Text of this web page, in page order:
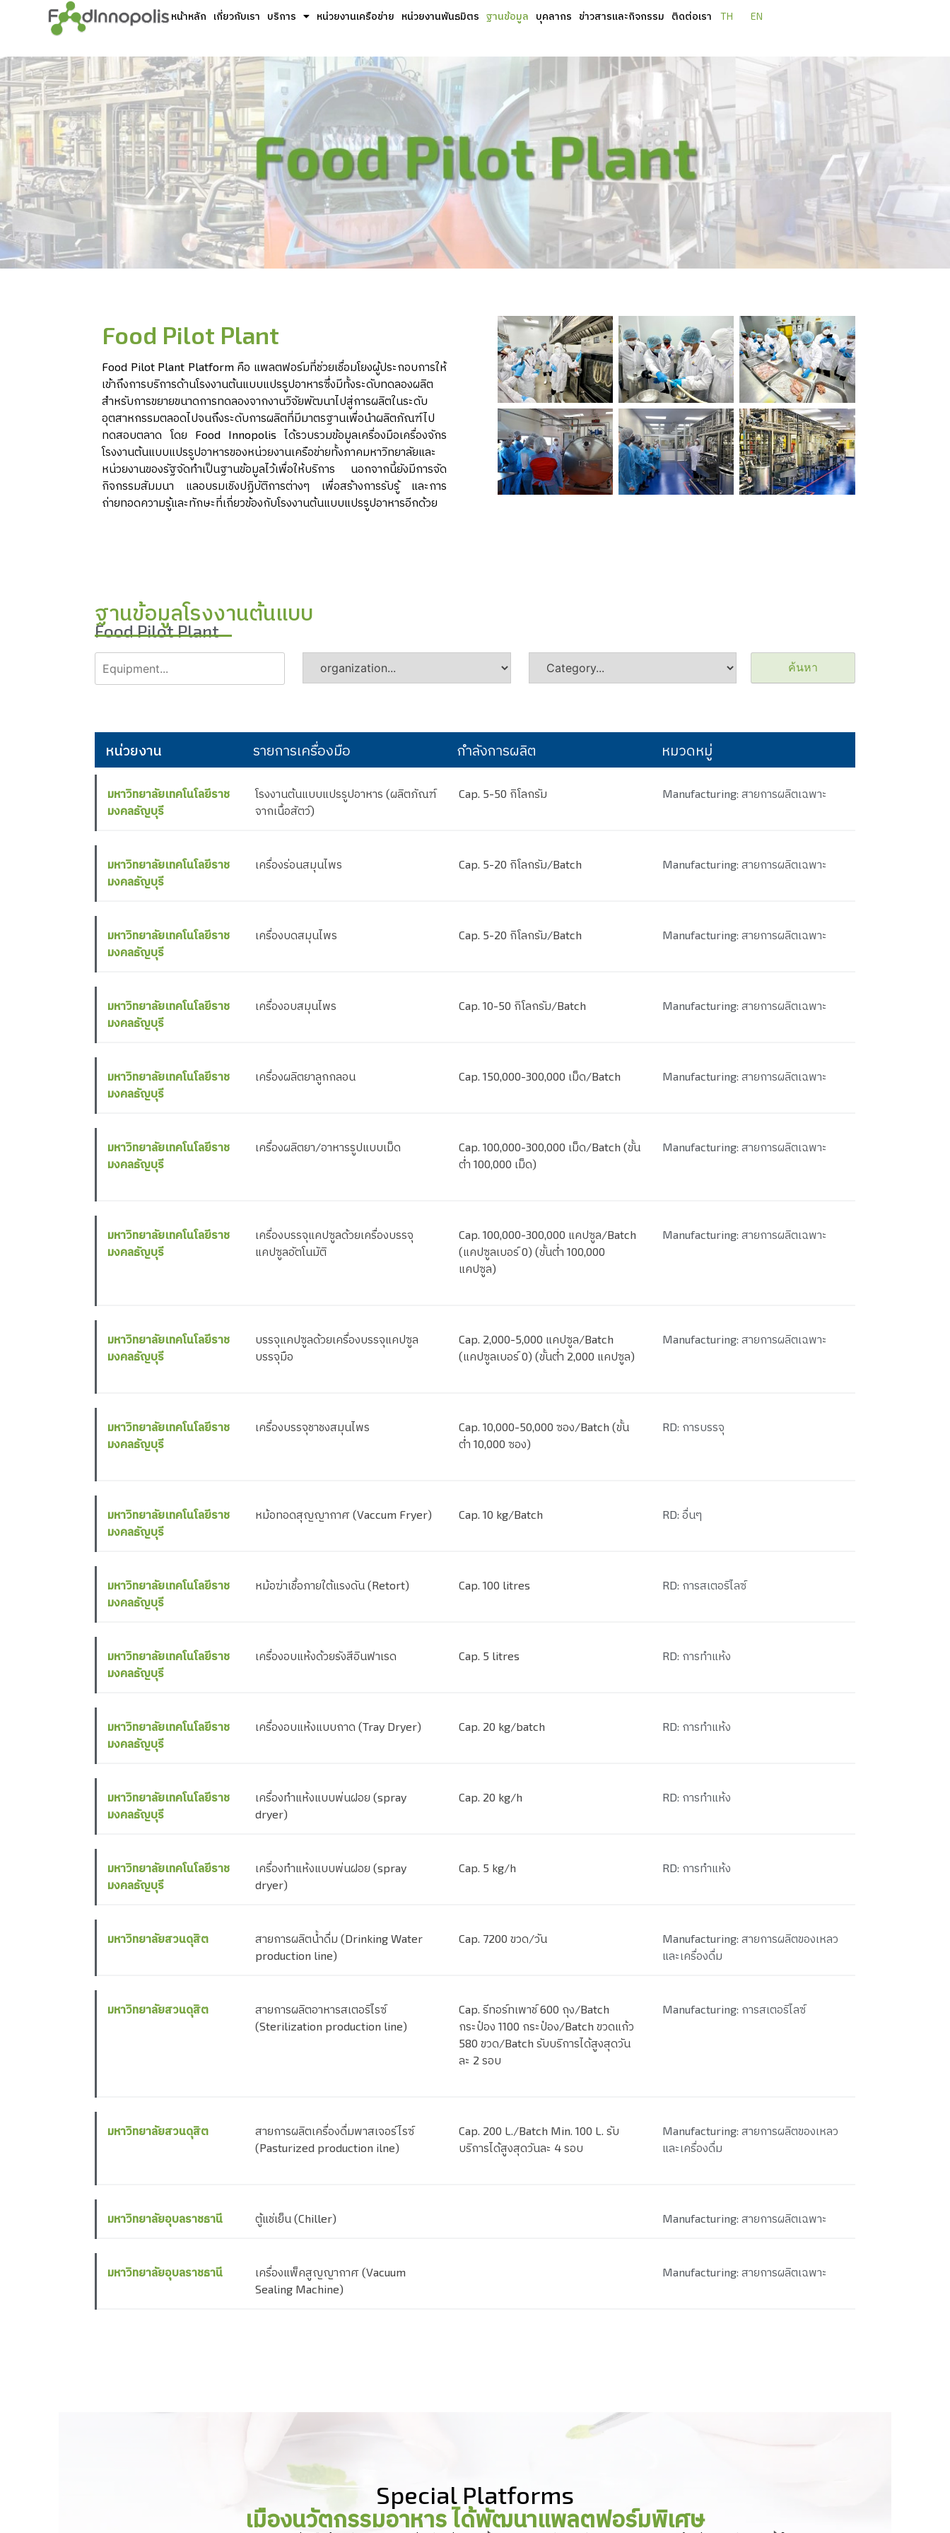
หน้าหลัก เกี่ยวกับเรา บริการ หน่วยงานเครือข่าย หน่วยงานพันธมิตร ฐานข้อมูล บุคลากร ข่าวสารและกิจกรรม ติดต่อเรา TH EN
Food Pilot Plant
Food Pilot Plant Platform คือ แพลตฟอร์มที่ช่วยเชื่อมโยงผู้ประกอบการให้
เข้าถึงการบริการด้านโรงงานต้นแบบแปรรูปอาหารซึ่งมีทั้งระดับทดลองผลิต
สำหรับการขยายขนาดการทดลองจากงานวิจัยพัฒนาไปสู่การผลิตในระดับ
อุตสาหกรรมตลอดไปจนถึงระดับการผลิตที่มีมาตรฐานเพื่อนำผลิตภัณฑ์ไป
ทดสอบตลาด โดย Food Innopolis ได้รวบรวมข้อมูลเครื่องมือเครื่องจักร
โรงงานต้นแบบแปรรูปอาหารของหน่วยงานเครือข่ายทั้งภาคมหาวิทยาลัยและ
หน่วยงานของรัฐจัดทำเป็นฐานข้อมูลไว้เพื่อให้บริการ นอกจากนี้ยังมีการจัด
กิจกรรมสัมมนา แลอบรมเชิงปฏิบัติการต่างๆ เพื่อสร้างการรับรู้ และการ
ถ่ายทอดความรู้และทักษะที่เกี่ยวข้องกับโรงงานต้นแบบแปรรูปอาหารอีกด้วย
ฐานข้อมูลโรงงานต้นแบบ
Food Pilot Plant
ค้นหา
หน่วยงาน รายการเครื่องมือ กำลังการผลิต หมวดหมู่
มหาวิทยาลัยเทคโนโลยีราช
มงคลธัญบุรี
โรงงานต้นแบบแปรรูปอาหาร (ผลิตภัณฑ์
จากเนื้อสัตว์)
Cap. 5-50 กิโลกรัม Manufacturing: สายการผลิตเฉพาะ
มหาวิทยาลัยเทคโนโลยีราช
มงคลธัญบุรี
เครื่องร่อนสมุนไพร Cap. 5-20 กิโลกรัม/Batch Manufacturing: สายการผลิตเฉพาะ
มหาวิทยาลัยเทคโนโลยีราช
มงคลธัญบุรี
เครื่องบดสมุนไพร Cap. 5-20 กิโลกรัม/Batch Manufacturing: สายการผลิตเฉพาะ
มหาวิทยาลัยเทคโนโลยีราช
มงคลธัญบุรี
เครื่องอบสมุนไพร Cap. 10-50 กิโลกรัม/Batch Manufacturing: สายการผลิตเฉพาะ
มหาวิทยาลัยเทคโนโลยีราช
มงคลธัญบุรี
เครื่องผลิตยาลูกกลอน Cap. 150,000-300,000 เม็ด/Batch Manufacturing: สายการผลิตเฉพาะ
มหาวิทยาลัยเทคโนโลยีราช
มงคลธัญบุรี
เครื่องผลิตยา/อาหารรูปแบบเม็ด
Cap. 100,000-300,000 เม็ด/Batch (ขั้น
ต่ำ 100,000 เม็ด)
Manufacturing: สายการผลิตเฉพาะ
มหาวิทยาลัยเทคโนโลยีราช
มงคลธัญบุรี
เครื่องบรรจุแคปซูลด้วยเครื่องบรรจุ
แคปซูลอัตโนมัติ
Cap. 100,000-300,000 แคปซูล/Batch
(แคปซูลเบอร์ 0) (ขั้นต่ำ 100,000
แคปซูล)
Manufacturing: สายการผลิตเฉพาะ
มหาวิทยาลัยเทคโนโลยีราช
มงคลธัญบุรี
บรรจุแคปซูลด้วยเครื่องบรรจุแคปซูล
บรรจุมือ
Cap. 2,000-5,000 แคปซูล/Batch
(แคปซูลเบอร์ 0) (ขั้นต่ำ 2,000 แคปซูล)
Manufacturing: สายการผลิตเฉพาะ
มหาวิทยาลัยเทคโนโลยีราช
มงคลธัญบุรี
เครื่องบรรจุชาชงสมุนไพร
Cap. 10,000-50,000 ซอง/Batch (ขั้น
ต่ำ 10,000 ซอง)
RD: การบรรจุ
มหาวิทยาลัยเทคโนโลยีราช
มงคลธัญบุรี
หม้อทอดสุญญากาศ (Vaccum Fryer) Cap. 10 kg/Batch RD: อื่นๆ
มหาวิทยาลัยเทคโนโลยีราช
มงคลธัญบุรี
หม้อฆ่าเชื้อภายใต้แรงดัน (Retort) Cap. 100 litres RD: การสเตอริไลซ์
มหาวิทยาลัยเทคโนโลยีราช
มงคลธัญบุรี
เครื่องอบแห้งด้วยรังสีอินฟาเรด Cap. 5 litres RD: การทำแห้ง
มหาวิทยาลัยเทคโนโลยีราช
มงคลธัญบุรี
เครื่องอบแห้งแบบถาด (Tray Dryer) Cap. 20 kg/batch RD: การทำแห้ง
มหาวิทยาลัยเทคโนโลยีราช
มงคลธัญบุรี
เครื่องทำแห้งแบบพ่นฝอย (spray
dryer)
Cap. 20 kg/h RD: การทำแห้ง
มหาวิทยาลัยเทคโนโลยีราช
มงคลธัญบุรี
เครื่องทำแห้งแบบพ่นฝอย (spray
dryer)
Cap. 5 kg/h RD: การทำแห้ง
มหาวิทยาลัยสวนดุสิต
สายการผลิตน้ำดื่ม (Drinking Water
production line)
Cap. 7200 ขวด/วัน
Manufacturing: สายการผลิตของเหลว
และเครื่องดื่ม
มหาวิทยาลัยสวนดุสิต
สายการผลิตอาหารสเตอริไรซ์
(Sterilization production line)
Cap. รีทอร์ทเพาช์ 600 ถุง/Batch
กระป๋อง 1100 กระป๋อง/Batch ขวดแก้ว
580 ขวด/Batch รับบริการได้สูงสุดวัน
ละ 2 รอบ
Manufacturing: การสเตอริไลซ์
มหาวิทยาลัยสวนดุสิต
สายการผลิตเครื่องดื่มพาสเจอร์ไรซ์
(Pasturized production ilne)
Cap. 200 L./Batch Min. 100 L. รับ
บริการได้สูงสุดวันละ 4 รอบ
Manufacturing: สายการผลิตของเหลว
และเครื่องดื่ม
มหาวิทยาลัยอุบลราชธานี ตู้แช่เย็น (Chiller) Manufacturing: สายการผลิตเฉพาะ
มหาวิทยาลัยอุบลราชธานี
เครื่องแพ็คสูญญากาศ (Vacuum
Sealing Machine)
Manufacturing: สายการผลิตเฉพาะ
Special Platforms
เมืองนวัตกรรมอาหาร ได้พัฒนาแพลตฟอร์มพิเศษ